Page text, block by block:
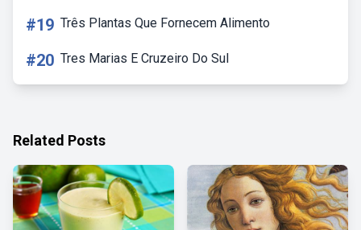
#19 Três Plantas Que Fornecem Alimento
#20 Tres Marias E Cruzeiro Do Sul
Related Posts